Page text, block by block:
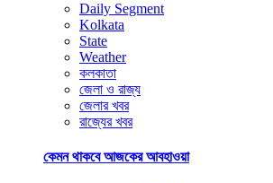
Daily Segment
Kolkata
State
Weather
কলকাতা
জেলা ও রাজ্য
জেলার খবর
রাজ্যের খবর
কেমন থাকবে আজকের আবহাওয়া